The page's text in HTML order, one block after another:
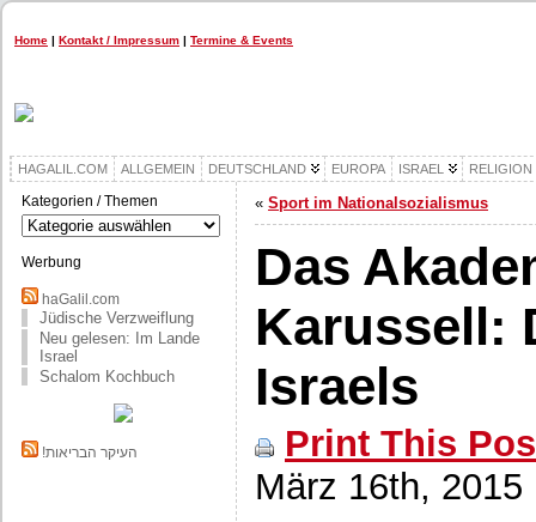
Home | Kontakt / Impressum | Termine & Events
HAGALIL.COM ALLGEMEIN DEUTSCHLAND EUROPA ISRAEL RELIGION
Kategorien / Themen
Kategorien
/
Themen
Werbung
haGalil.com
Jüdische Verzweiflung
Neu gelesen: Im Lande
Israel
Schalom Kochbuch
!העיקר הבריאות
« Sport im Nationalsozialismus
Das
Karussell:
Israels
Print This
März 16th, 2015